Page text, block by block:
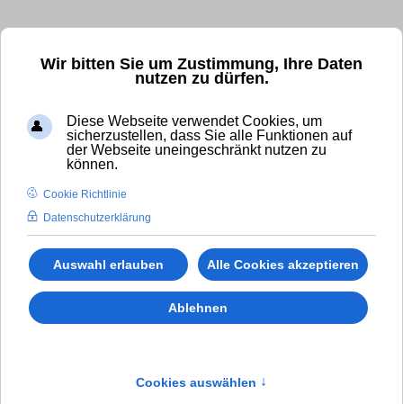
Wir bitten Sie um Zustimmung, Ihre Daten
nutzen zu dürfen.
Diese Webseite verwendet Cookies, um
sicherzustellen, dass Sie alle Funktionen auf
der Webseite uneingeschränkt nutzen zu
können.
Cookie Richtlinie
Datenschutzerklärung
Auswahl erlauben Alle Cookies akzeptieren
Ablehnen
Cookies auswählen ↑
✆ 0800 - 11 007 00
International Calls (gebührenpflichtig):
✆+49 (0)8294 - 80 41 38